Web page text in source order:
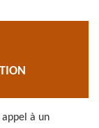
appel à un